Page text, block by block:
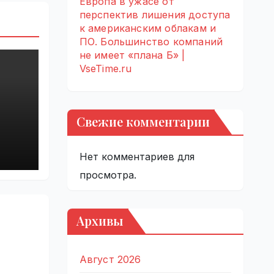
перспектив лишения доступа
к американским облакам и
ПО. Большинство компаний
не имеет «плана Б» |
VseTime.ru
Свежие комментарии
Нет комментариев для
просмотра.
Архивы
Август 2026